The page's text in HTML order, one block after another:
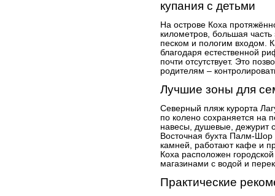
купания с детьми
На острове Коха
километров, большая
песком и пологим входом.
благодаря естественной
почти отсутствует. Это
родителям –
Лучшие зоны для
Северный пляж курорта
по колено сохраняется на
навесы, душевые, дежурит
Восточная бухта Палм-
камней, работают кафе и
Коха расположен
магазинами с водой и
Практические